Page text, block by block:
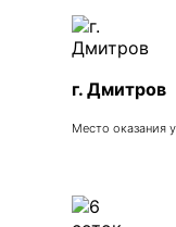
г. Дмитров
Место оказания